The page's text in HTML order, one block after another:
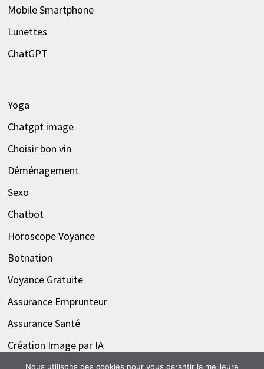
Mobile Smartphone
Lunettes
ChatGPT
Yoga
Chatgpt image
Choisir bon vin
Déménagement
Sexo
Chatbot
Horoscope Voyance
Botnation
Voyance Gratuite
Assurance Emprunteur
Assurance Santé
Création Image par IA
Nous utilisons des cookies pour vous garantir la meilleure